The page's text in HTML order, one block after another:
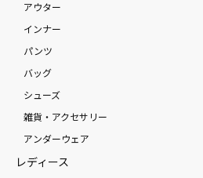
アウター
インナー
パンツ
バッグ
シューズ
雑貨・アクセサリー
アンダーウェア
レディース